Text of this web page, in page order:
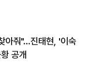
아줘"…진태현, '이숙
공개